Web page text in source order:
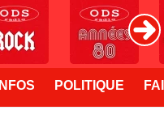
INFOS POLITIQUE